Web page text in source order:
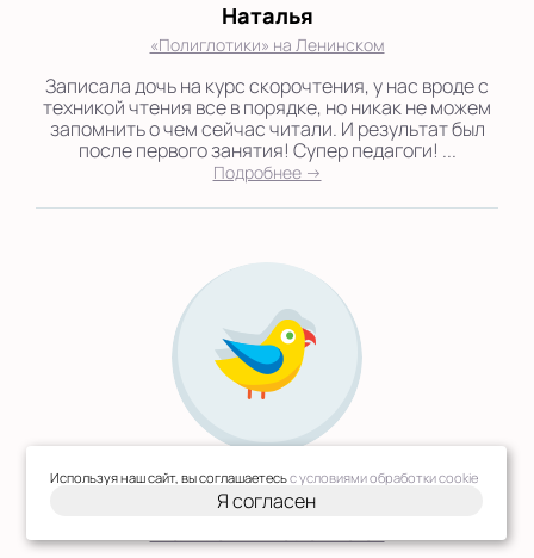
Наталья
«Полиглотики» на Ленинском
Записала дочь на курс скорочтения, у нас вроде с
техникой чтения все в порядке, но никак не можем
запомнить о чем сейчас читали. И результат был
после первого занятия! Супер педагоги! ...
Подробнее →
05.12.2020
Татьяна Юрьевна
Используя наш сайт, вы соглашаетесьс условиями обработки cookie
Я согласен